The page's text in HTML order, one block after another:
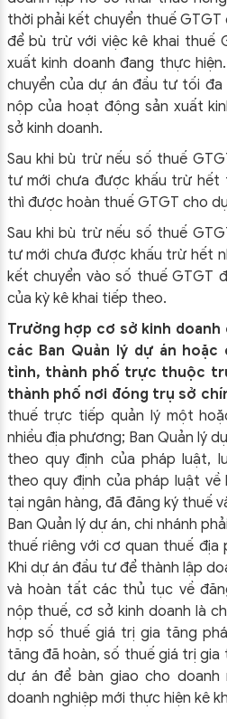
thời phải kết chuyển thuế
để bù trừ với việc kê khai thuế
xuất kinh doanh đang thực
chuyển của dự án đầu tư tối
nộp của hoạt động sản xuất
sở kinh doanh.
Sau khi bù trừ nếu số thuế
tư mới chưa được khấu trừ
thì được hoàn thuế GTGT cho
Sau khi bù trừ nếu số thuế
tư mới chưa được khấu trừ hết
kết chuyển vào số thuế GTGT
của kỳ kê khai tiếp theo.
Trường hợp cơ sở kinh
các Ban Quản lý dự án
tỉnh, thành phố trực thuộc
thành phố nơi đóng trụ sở
thuế trực tiếp quản lý một
nhiều địa phương; Ban Quản lý
theo quy định của pháp luật,
theo quy định của pháp luật
tại ngân hàng, đã đăng ký thuế
Ban Quản lý dự án, chi nhánh
thuế riêng với cơ quan thuế địa
Khi dự án đầu tư để thành lập
và hoàn tất các thủ tục về
nộp thuế, cơ sở kinh doanh là
hợp số thuế giá trị gia tăng
tăng đã hoàn, số thuế giá trị
dự án để bàn giao cho doanh
doanh nghiệp mới thực hiện kê